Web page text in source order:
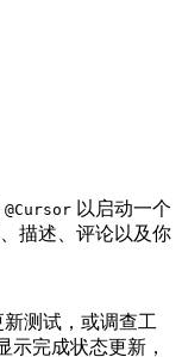
@Cursor 以启动一个
描述、评论以及你
测试，或调查工
示完成状态更新，